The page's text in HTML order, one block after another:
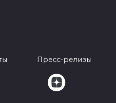
Пресс-релизы